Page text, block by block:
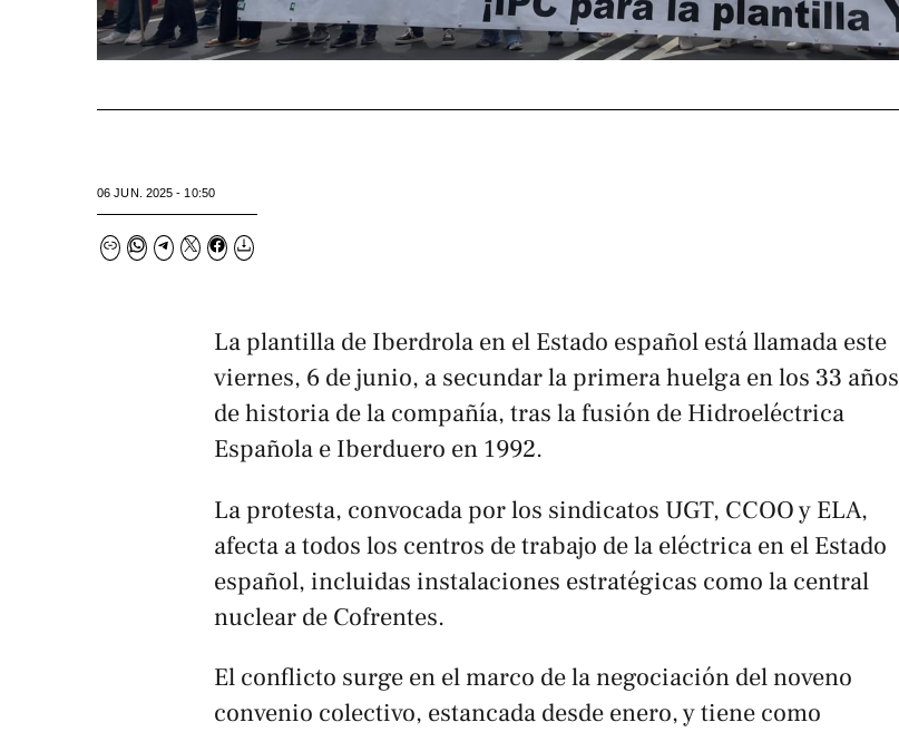
06 JUN. 2025 - 10:50
La plantilla de Iberdrola en el Estado español está llamada este
viernes, 6 de junio, a secundar la primera huelga en los 33 años
de historia de la compañía, tras la fusión de Hidroeléctrica
Española e Iberduero en 1992.
La protesta, convocada por los sindicatos UGT, CCOO y ELA,
afecta a todos los centros de trabajo de la eléctrica en el Estado
español, incluidas instalaciones estratégicas como la central
nuclear de Cofrentes.
El conflicto surge en el marco de la negociación del noveno
convenio colectivo, estancada desde enero, y tiene como